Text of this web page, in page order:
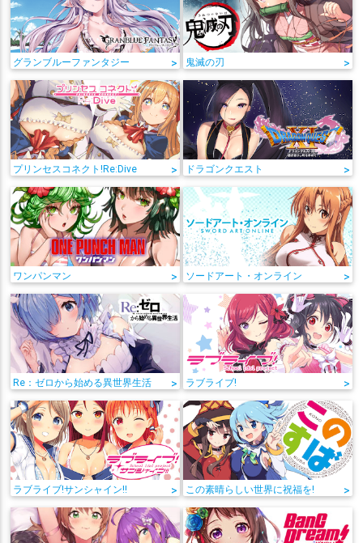
グランブルーファンタジー > 鬼滅の刃 >
プリンセスコネクト!Re:Dive > ドラゴンクエスト >
ワンパンマン > ソードアート・オンライン >
Re：ゼロから始める異世界生活 > ラブライブ! >
ラブライブ!サンシャイン!! > この素晴らしい世界に祝福を! >